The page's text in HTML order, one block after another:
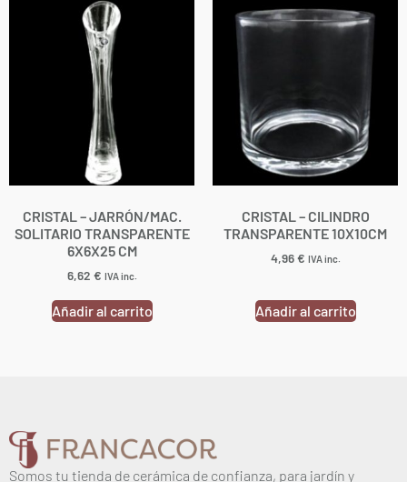
CRISTAL – JARRÓN/MAC.
SOLITARIO TRANSPARENTE
6X6X25 CM
6,62 € IVA inc.
Añadir al carrito
CRISTAL – CILINDRO
TRANSPARENTE 10X10CM
4,96€ IVA inc.
Añadir al carrito
Somos tu tienda de cerámica de confianza, para jardín y